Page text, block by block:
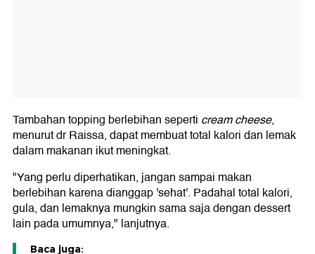
Tambahan topping berlebihan seperti cream cheese,
menurut dr Raissa, dapat membuat total kalori dan lemak
dalam makanan ikut meningkat.
"Yang perlu diperhatikan, jangan sampai makan
berlebihan karena dianggap 'sehat'. Padahal total kalori,
gula, dan lemaknya mungkin sama saja dengan dessert
lain pada umumnya," lanjutnya.
Baca juga: